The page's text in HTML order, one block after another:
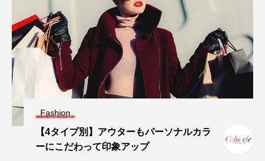
Fashion
【4タイプ別】アウターもパーソナルカラ
ーにこだわって印象アップ